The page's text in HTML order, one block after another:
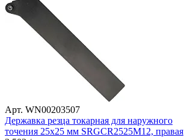
Арт. WN00203507
Державка резца токарная для наружного
точения 25х25 мм SRGCR2525M12, правая